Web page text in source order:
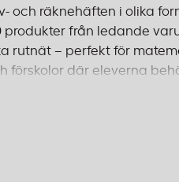
och räknehäften i olika
från ledande
rutnät – perfekt för
förskolor där eleverna
eller